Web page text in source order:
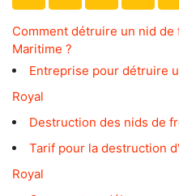
Comment détruire un nid
Maritime ?
Entreprise pour détruire
Royal
Destruction des nids de
Tarif pour la destruction
Royal